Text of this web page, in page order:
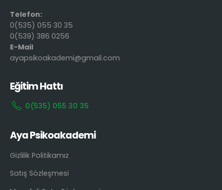
Telefon:
0(535) 055 30 35
0(539) 386 0256
E-Mail
ayapsikoakademi@gmail.com
Eğitim Hattı
0(535) 055 30 35
Aya Psikoakademi
Gizlilik Politikamız
Satış Sözleşmesi